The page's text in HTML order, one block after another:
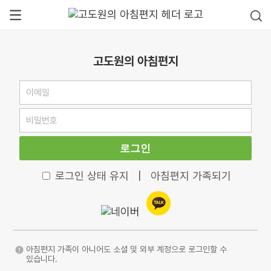
고도원의 아침편지
로그인
로그인 상태 유지 아침편지 가족되기
아침편지 가족이 아니어도 소셜 및 외부 계정으로 로그인할 수
있습니다.